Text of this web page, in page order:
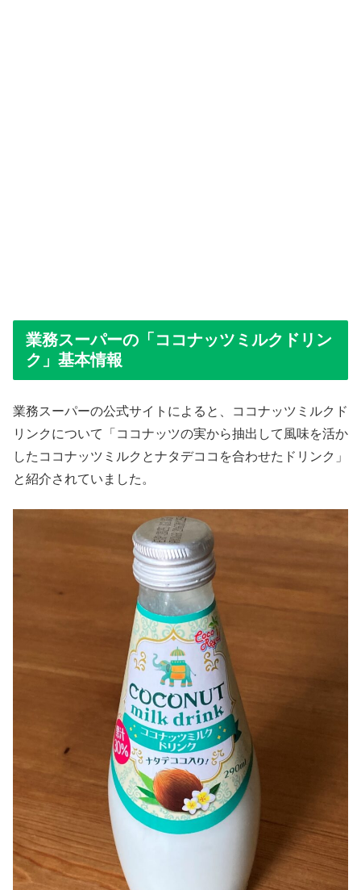
業務スーパーの「ココナッツミルクドリン
ク」基本情報
業務スーパーの公式サイトによると、ココナッツミルクド
リンクについて「ココナッツの実から抽出して風味を活か
したココナッツミルクとナタデココを合わせたドリンク」
と紹介されていました。